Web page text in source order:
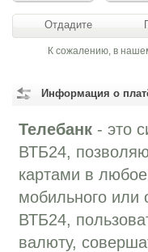
Отдадите
К сожалению, в
Информация о
Телебанк - это
ВТБ24,
картами в
мобильного или
ВТБ24,
валюту,